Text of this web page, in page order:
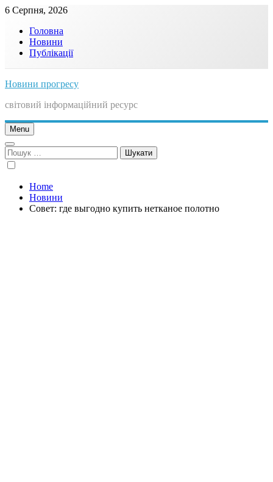
Skip
content
6 Серпня, 2026
Головна
Новини
Публікації
Новини прогресу
світовий інформаційний ресурс
Menu
Пошук:
Home
Новини
Совет: где выгодно купить нетканое полотно